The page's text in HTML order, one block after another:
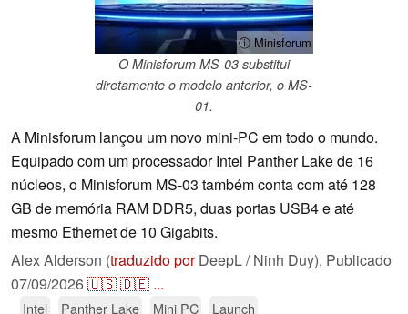
ⓘ Minisforum
O Minisforum MS-03 substitui
diretamente o modelo anterior, o MS-
01.
A Minisforum lançou um novo mini-PC em todo o mundo.
Equipado com um processador Intel Panther Lake de 16
núcleos, o Minisforum MS-03 também conta com até 128
GB de memória RAM DDR5, duas portas USB4 e até
mesmo Ethernet de 10 Gigabits.
Alex Alderson (traduzido porDeepL / Ninh Duy), Publicado
07/09/2026🇺🇸🇩🇪 ...
Intel Panther Lake Mini PC Launch